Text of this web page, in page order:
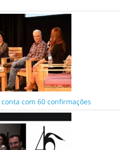
com 60 confirmações